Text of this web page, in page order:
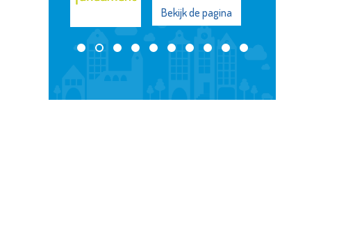
Bekijk de pagina